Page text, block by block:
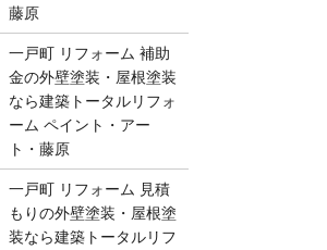
藤原
一戸町 リフォーム 補助
金の外壁塗装・屋根塗装
なら建築トータルリフォ
ーム ペイント・アー
ト・藤原
一戸町 リフォーム 見積
もりの外壁塗装・屋根塗
装なら建築トータルリフ